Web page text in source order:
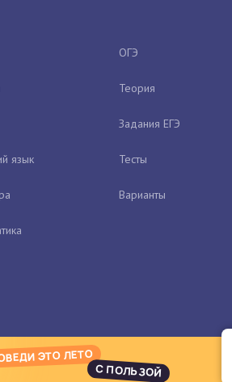
язык
ОГЭ
Теория
Задания ЕГЭ
Тесты
Варианты
ЭТО ЛЕТО
С ПОЛЬЗОЙ